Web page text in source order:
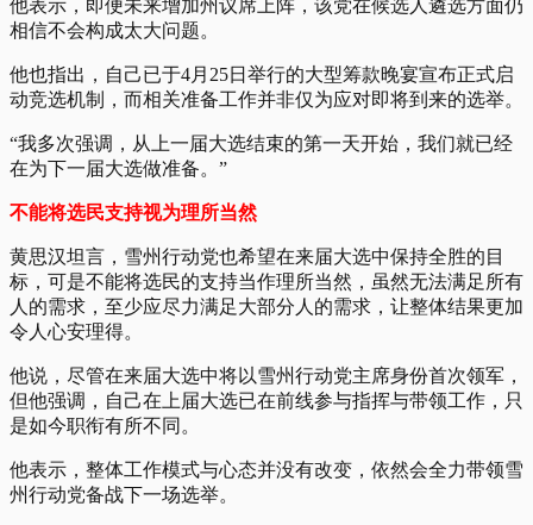
他表示，即便未来增加州议席上阵，该党在候选人遴选方面仍
相信不会构成太大问题。
他也指出，自己已于4月25日举行的大型筹款晚宴宣布正式启
动竞选机制，而相关准备工作并非仅为应对即将到来的选举。
“我多次强调，从上一届大选结束的第一天开始，我们就已经
在为下一届大选做准备。”
不能将选民支持视为理所当然
黄思汉坦言，雪州行动党也希望在来届大选中保持全胜的目
标，可是不能将选民的支持当作理所当然，虽然无法满足所有
人的需求，至少应尽力满足大部分人的需求，让整体结果更加
令人心安理得。
他说，尽管在来届大选中将以雪州行动党主席身份首次领军，
但他强调，自己在上届大选已在前线参与指挥与带领工作，只
是如今职衔有所不同。
他表示，整体工作模式与心态并没有改变，依然会全力带领雪
州行动党备战下一场选举。